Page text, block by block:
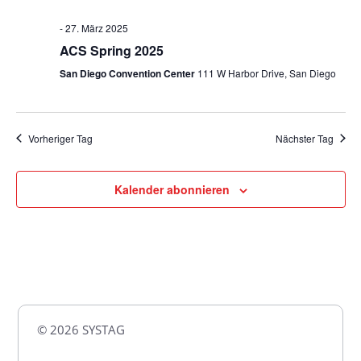
-27. März 2025
ACS Spring 2025
San Diego Convention Center 111 W Harbor Drive, San Diego
Vorheriger Tag Nächster Tag
Kalender abonnieren
© 2026 SYSTAG